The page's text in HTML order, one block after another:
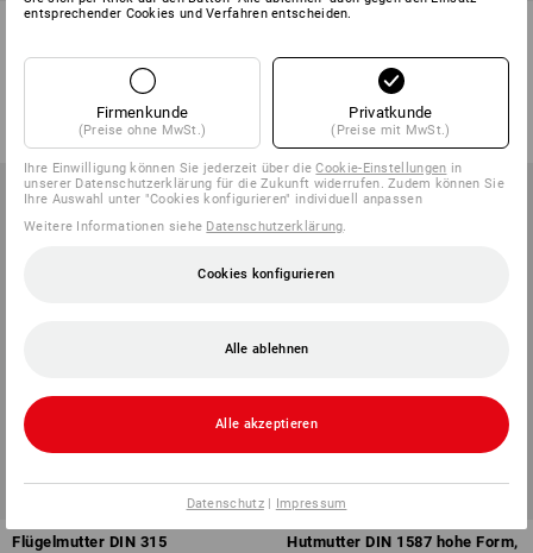
Verbindungsmutter mit
(m. MwSt.) ab 3 Pack
Flügelmuttern amerik. Form in
(m. MwSt.) ab 6 Sets
Flügelmutter DIN 315
Hutmutter DIN 1587 hohe Form,
entsprechender Cookies und Verfahren entscheiden.
Firmenkunde
(Preise ohne MwSt.)
Privatkunde
(Preise mit MwSt.)
Ihre Einwilligung können Sie jederzeit über dieCookie-Einstellungen in
unserer Datenschutzerklärung für die Zukunft widerrufen. Zudem können Sie
Ihre Auswahl unter "Cookies konfigurieren" individuell anpassen
Weitere Informationen siehe Datenschutzerklärung.
Cookies konfigurieren
Alle ablehnen
Alle akzeptieren
Datenschutz| Impressum